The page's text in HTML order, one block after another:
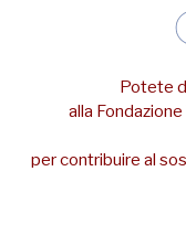
Potete
alla
per contribuire al